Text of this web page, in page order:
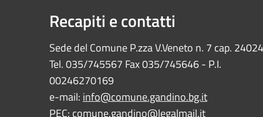
Recapiti e contatti
Sede del Comune P.zza V.Veneto n. 7 cap. 24024
Tel. 035/745567 Fax 035/745646 - P.I.
00246270169
e-mail: info@comune.gandino.bg.it
PEC: comune.gandino@legalmail.it